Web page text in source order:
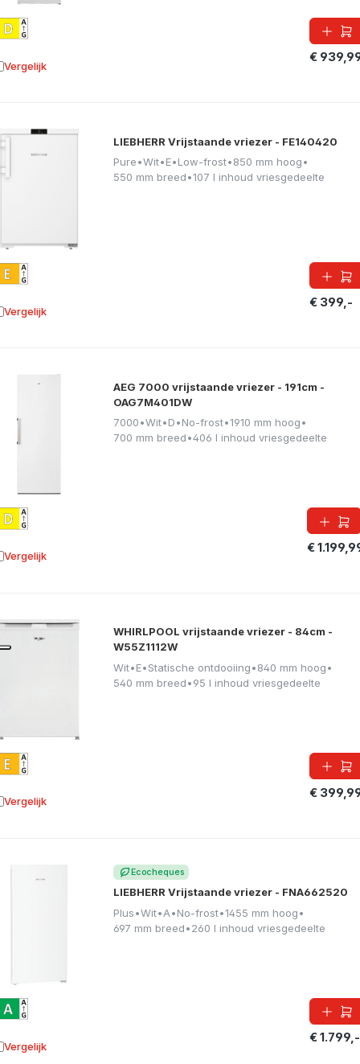
€
Vergelijk aan vergelijking
LIEBHERR Vrijstaande vriezer - FE140420
Pure•Wit•E•Low-frost•850 mm hoog•
550 mm breed•107 l inhoud vriesgedeelte
€ 399,-
Vergelijk aan vergelijking
AEG 7000 vrijstaande vriezer - 191cm -
OAG7M401DW
7000•Wit•D•No-frost•1910 mm hoog•
700 mm breed•406 l inhoud vriesgedeelte
€
Vergelijk aan vergelijking
WHIRLPOOL vrijstaande vriezer - 84cm -
W55Z1112W
Wit•E•Statische ontdooiing•840 mm hoog•
540 mm breed•95 l inhoud vriesgedeelte
€
Vergelijk aan vergelijking
Ecocheques
LIEBHERR Vrijstaande vriezer - FNA662520
Plus•Wit•A•No-frost•1455 mm hoog•
697 mm breed•260 l inhoud vriesgedeelte
€ 1.799,-
Vergelijk aan vergelijking